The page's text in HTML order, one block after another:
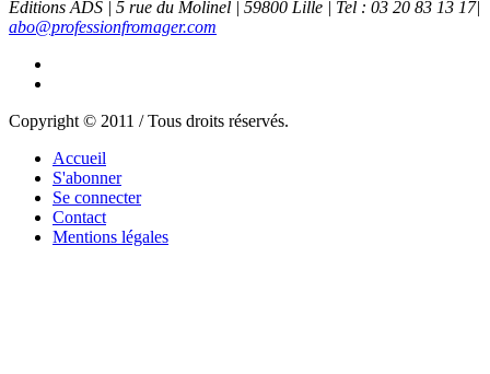
Editions ADS | 5 rue du Molinel | 59800 Lille | Tel : 03 20 83 13 17|
abo@professionfromager.com
Copyright © 2011 / Tous droits réservés.
Accueil
S'abonner
Se connecter
Contact
Mentions légales